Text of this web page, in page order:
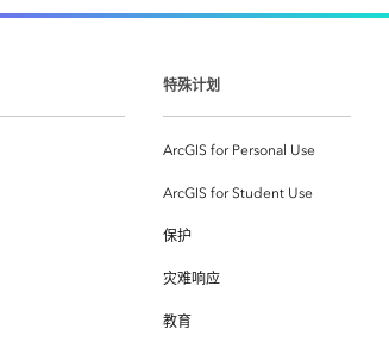
特殊计划
ArcGIS for Personal Use
ArcGIS for Student Use
保护
灾难响应
教育